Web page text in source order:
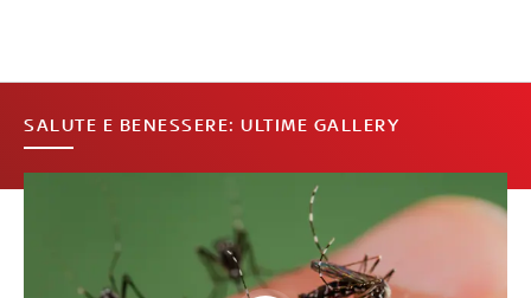
SALUTE E BENESSERE: ULTIME GALLERY